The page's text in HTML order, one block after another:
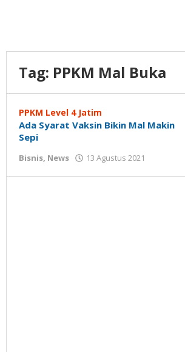
Tag: PPKM Mal Buka
PPKM Level 4 Jatim
Ada Syarat Vaksin Bikin Mal Makin
Sepi
Bisnis, News 13 Agustus 2021
Susanto